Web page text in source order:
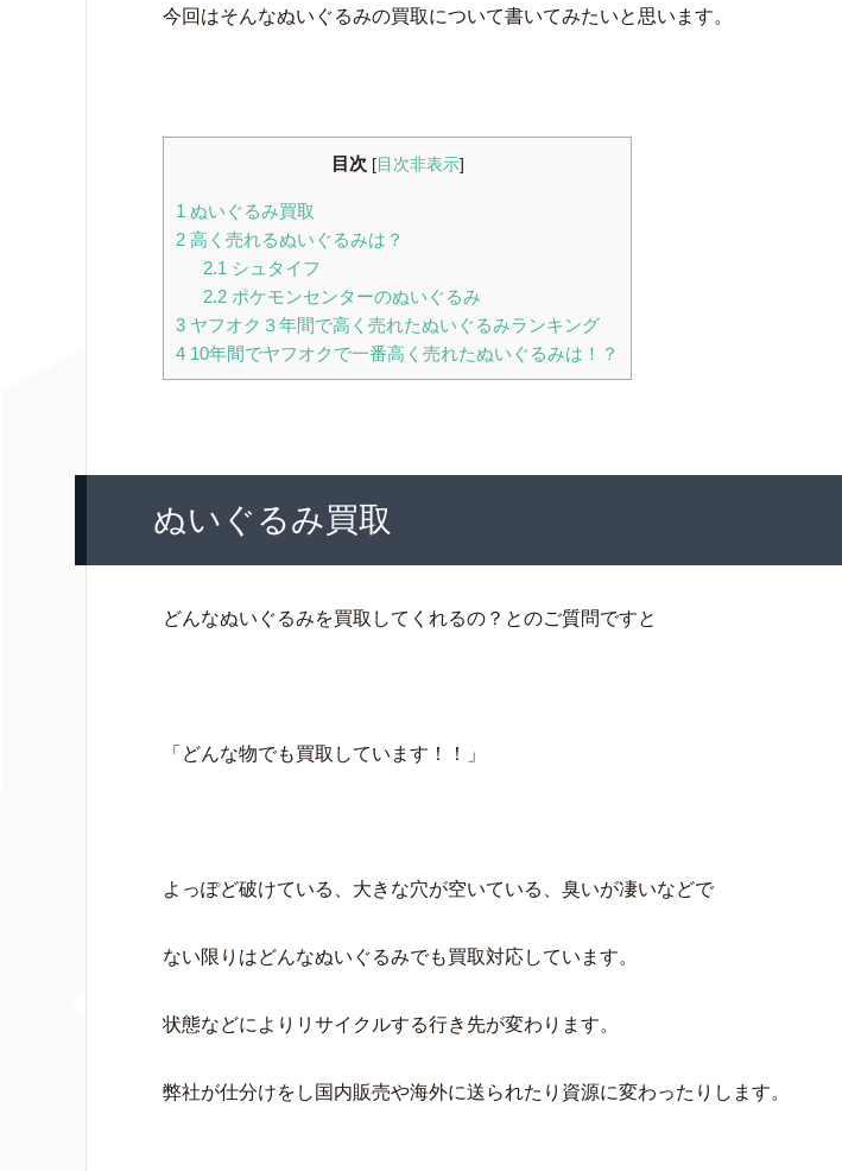
今回はそんなぬいぐるみの買取について書いてみたいと思います。
目次 [目次非表示]
1 ぬいぐるみ買取
2 高く売れるぬいぐるみは？
2.1 シュタイフ
2.2ポケモンセンターのぬいぐるみ
3 ヤフオク３年間で高く売れたぬいぐるみランキング
4 10年間でヤフオクで一番高く売れたぬいぐるみは！？
ぬいぐるみ買取
どんなぬいぐるみを買取してくれるの？とのご質問ですと
「どんな物でも買取しています！！」
よっぽど破けている、大きな穴が空いている、臭いが凄いなどで
ない限りはどんなぬいぐるみでも買取対応しています。
状態などによりリサイクルする行き先が変わります。
弊社が仕分けをし国内販売や海外に送られたり資源に変わったりします。